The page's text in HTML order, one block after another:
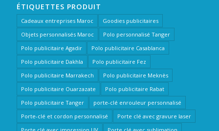
ÉTIQUETTES PRODUIT
Cadeaux entreprises Maroc
Goodies publicitaires
Objets personnalisés Maroc
Polo personnalisé Tanger
Polo publicitaire Agadir
Polo publicitaire Casablanca
Polo publicitaire Dakhla
Polo publicitaire Fez
Polo publicitaire Marrakech
Polo publicitaire Meknès
Polo publicitaire Ouarzazate
Polo publicitaire Rabat
Polo publicitaire Tanger
porte-clé enrouleur personnalisé
Porte-clé et cordon personnalisé
Porte clé avec gravure laser